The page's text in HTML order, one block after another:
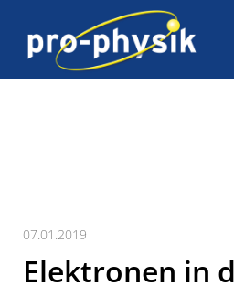
07.01.2019
Elektronen in